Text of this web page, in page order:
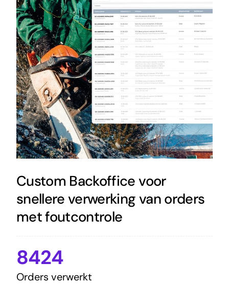
Custom Backoffice voor
snellere verwerking van orders
met foutcontrole
8424
Orders verwerkt